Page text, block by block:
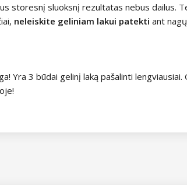
storesnį sluoksnį rezultatas nebus dailus.
neleiskite geliniam lakui patekti ant
Yra 3 būdai gelinį laką pašalinti